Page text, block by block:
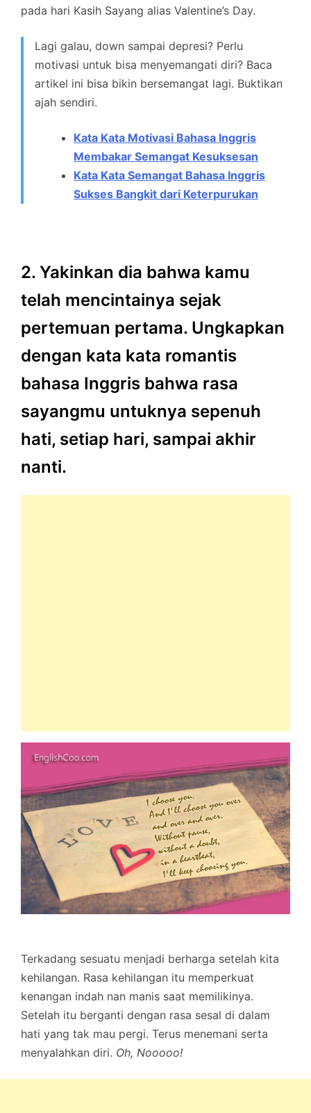
pada hari Kasih Sayang alias Valentine’s Day.
Lagi galau, down sampai depresi? Perlu
motivasi untuk bisa menyemangati diri? Baca
artikel ini bisa bikin bersemangat lagi. Buktikan
ajah sendiri.
Kata Kata Motivasi Bahasa Inggris
Membakar Semangat Kesuksesan
Kata Kata Semangat Bahasa Inggris
Sukses Bangkit dari Keterpurukan
2. Yakinkan dia bahwa kamu
telah mencintainya sejak
pertemuan pertama. Ungkapkan
dengan kata kata romantis
bahasa Inggris bahwa rasa
sayangmu untuknya sepenuh
hati, setiap hari, sampai akhir
nanti.
Terkadang sesuatu menjadi berharga setelah kita
kehilangan. Rasa kehilangan itu memperkuat
kenangan indah nan manis saat memilikinya.
Setelah itu berganti dengan rasa sesal di dalam
hati yang tak mau pergi. Terus menemani serta
menyalahkan diri. Oh, Nooooo!